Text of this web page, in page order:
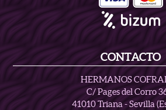
CONTACTO
HERMANOS
C/ Pages del Corro
41010 Triana - Sevilla